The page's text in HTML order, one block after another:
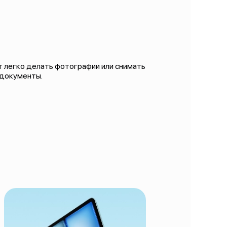
делать фотографии или снимать